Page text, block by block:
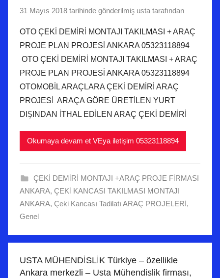
31 Mayıs 2018 tarihinde gönderilmiş usta tarafından
OTO ÇEKİ DEMİRİ MONTAJI TAKILMASI + ARAÇ
PROJE PLAN PROJESİ ANKARA 05323118894
OTO ÇEKİ DEMİRİ MONTAJI TAKILMASI + ARAÇ
PROJE PLAN PROJESİ ANKARA 05323118894
OTOMOBİL ARAÇLARA ÇEKİ DEMİRİ ARAÇ
PROJESİ ARAÇA GÖRE ÜRETİLEN YURT
DIŞINDAN İTHAL EDİLEN ARAÇ ÇEKİ DEMİRİ
Okumaya devam et VEya iletişim 05323118894
ÇEKİ DEMİRİ MONTAJI +ARAÇ PROJE FİRMASI
ANKARA, ÇEKİ KANCASI TAKILMASI MONTAJI
ANKARA, Çeki Kancası Tadilatı ARAÇ PROJELERİ,
Genel
USTA MÜHENDİSLİK Türkiye – özellikle
Ankara merkezli – Usta Mühendislik firması,